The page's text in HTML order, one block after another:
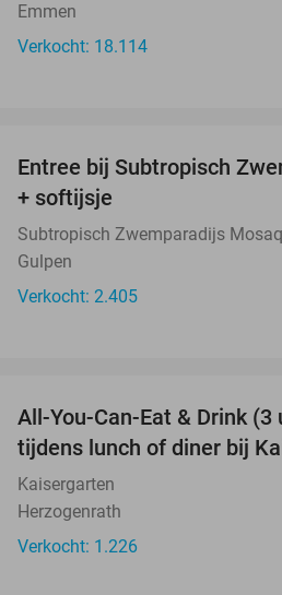
Emmen
Verkocht: 18.114
Entree bij Subtropisch
+ softijsje
Subtropisch Zwemparadijs
Gulpen
Verkocht: 2.405
All-You-Can-Eat & Drink (3
tijdens lunch of diner bij
Kaisergarten
Herzogenrath
Verkocht: 1.226